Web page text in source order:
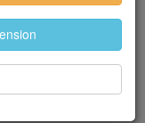
Nội thất